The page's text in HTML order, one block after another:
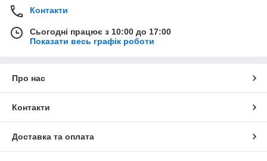
Контакти
Сьогодні працює з 10:00 до 17:00
Показати весь графік роботи
Про нас
Контакти
Доставка та оплата